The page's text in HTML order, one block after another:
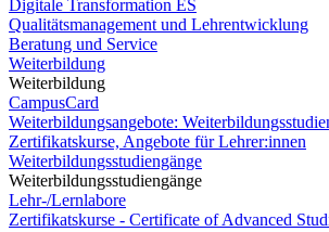
Digitale Transformation ES
Qualitätsmanagement und Lehrentwicklung
Beratung und Service
Weiterbildung
Weiterbildung
CampusCard
Weiterbildungsangebote:
Zertifikatskurse, Angebote für Lehrer:innen
Weiterbildungsstudiengänge
Weiterbildungsstudiengänge
Lehr-/Lernlabore
Zertifikatskurse - Certificate of Advanced